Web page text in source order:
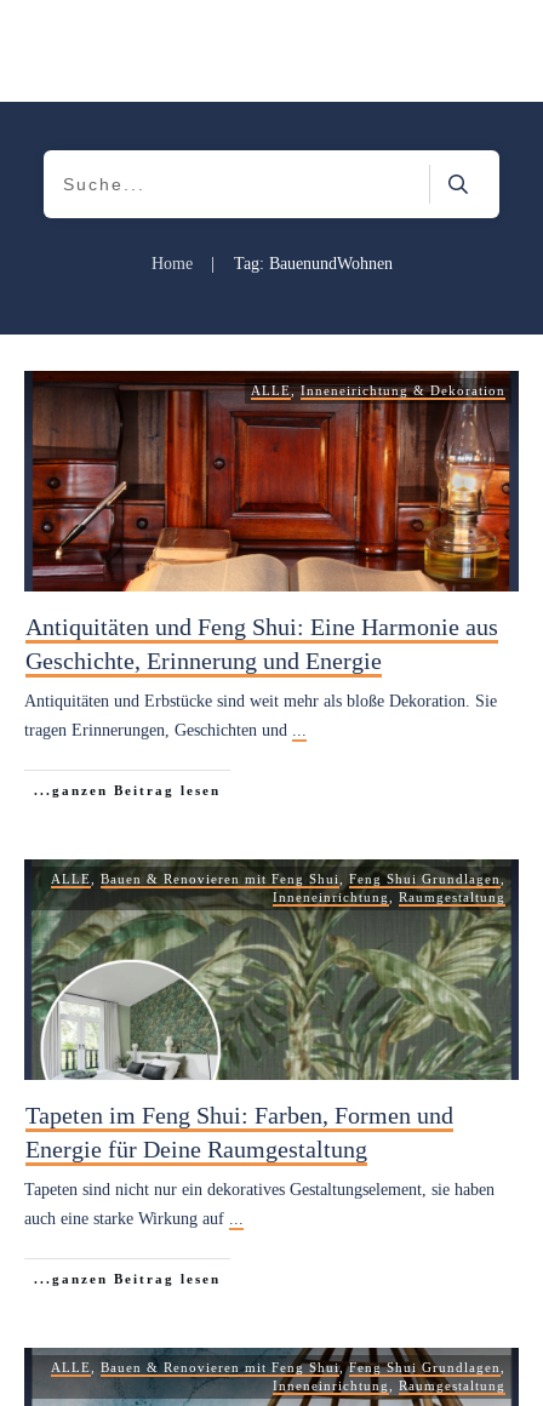
Home Tag: BauenundWohnen
ALLE,Inneneirichtung & Dekoration
Antiquitäten und Feng Shui: Eine Harmonie aus
Geschichte, Erinnerung und Energie
Antiquitäten und Erbstücke sind weit mehr als bloße Dekoration. Sie
tragen Erinnerungen, Geschichten und ...
...ganzen Beitrag lesen
ALLE Bauen & Renovieren mit Feng Shui Feng Shui Grundlagen,
Inneneinrichtung
Raumgestaltung
Tapeten im Feng Shui: Farben, Formen und
Energie für Deine Raumgestaltung
Tapeten sind nicht nur ein dekoratives Gestaltungselement, sie haben
auch eine starke Wirkung auf ...
...ganzen Beitrag lesen
ALLE Bauen & Renovieren mit Feng Shui,Feng Shui Grundlagen
Inneneinrichtung
Raumgestaltung